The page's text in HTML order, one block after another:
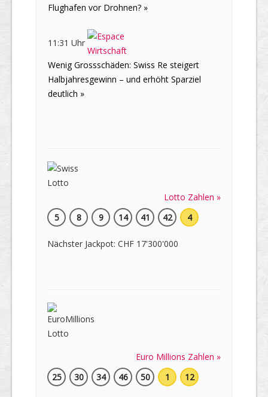
Flughafen vor Drohnen? »
11:31 Uhr
Wenig Grossschäden: Swiss Re steigert
Halbjahresgewinn – und erhöht Sparziel
deutlich »
Lotto Zahlen »
5
8 9 14 41 42 4
Nächster Jackpot: CHF 17'300'000
Euro Millions Zahlen »
25
30 34 46 50 1 12